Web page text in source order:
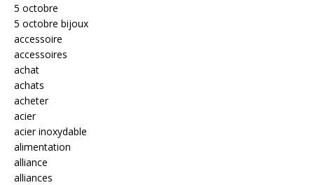
5 octobre
5 octobre bijoux
accessoire
accessoires
achat
achats
acheter
acier
acier inoxydable
alimentation
alliance
alliances